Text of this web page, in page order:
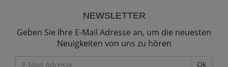
NEWSLETTER
Geben Sie Ihre E-Mail Adresse an, um die neuesten
Neuigkeiten von uns zu hören